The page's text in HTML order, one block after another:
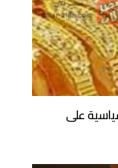
على